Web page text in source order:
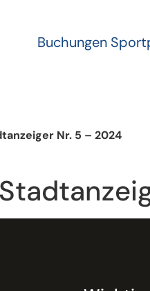
Buchungen
Nr. 5 – 2024